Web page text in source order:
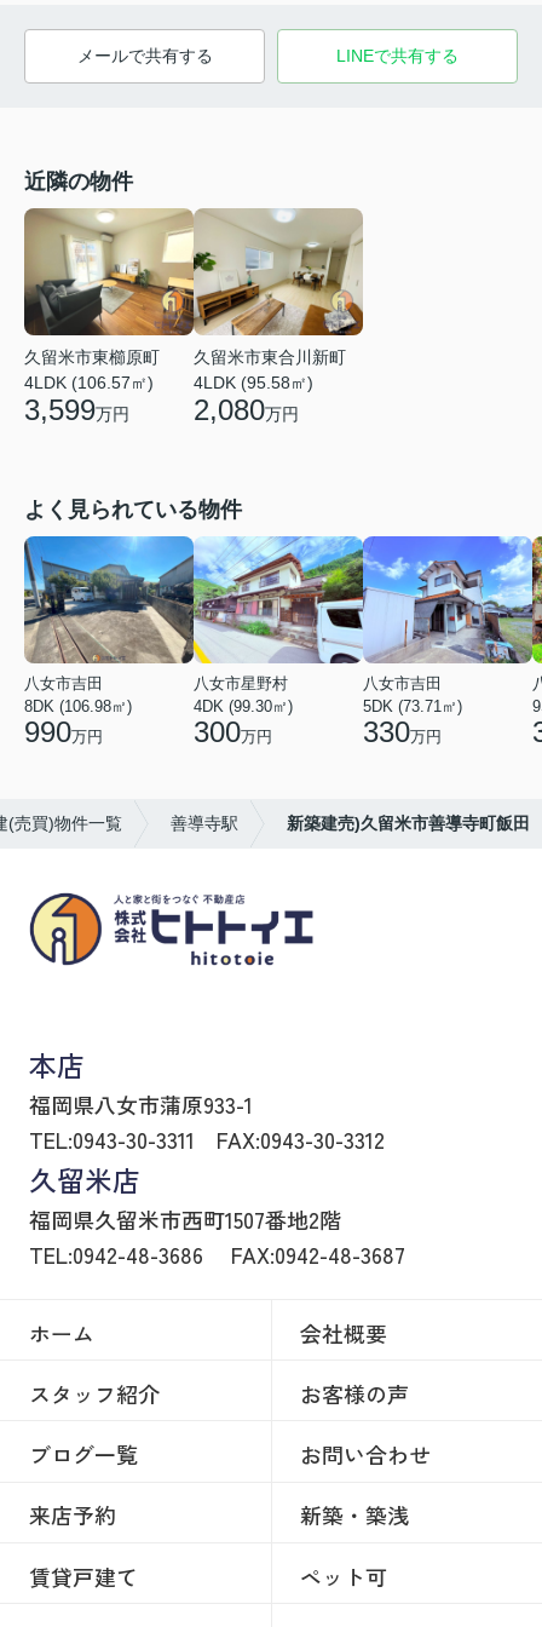
メールで共有する LINEで共有する
近隣の物件
久留米市東櫛原町
4LDK (106.57㎡)
3,599万円
久留米市東合川新町
4LDK (95.58㎡)
2,080万円
よく見られている物件
八女市吉田
8DK (106.98㎡)
990万円
八女市星野村
4DK (99.30㎡)
300万円
八女市吉田
5DK (73.71㎡)
330万円
(売買)物件一覧 善導寺駅 新築建売)久留米市善導寺町飯田
本店
福岡県八女市蒲原933-1
TEL:0943-30-3311
FAX:0943-30-3312
久留米店
福岡県久留米市西町1507番地2階
TEL:0942-48-3686
FAX:0942-48-3687
ホーム
会社概要
スタッフ紹介
お客様の声
ブログ一覧
お問い合わせ
来店予約
新築・築浅
賃貸戸建て
ペット可